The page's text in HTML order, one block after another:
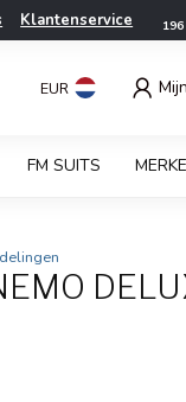
Klantenservice 196
EUR
FM SUITS